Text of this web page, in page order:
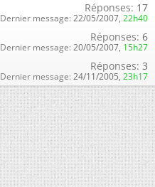
Réponses: 17
Dernier message: 22/05/2007, 22h40
Réponses: 6
Dernier message: 20/05/2007, 15h27
Réponses: 3
Dernier message: 24/11/2005, 23h17